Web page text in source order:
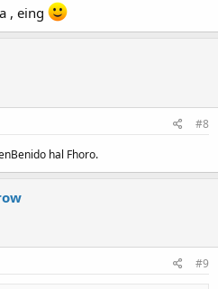
, eing
#8
hal Fhoro.
#9